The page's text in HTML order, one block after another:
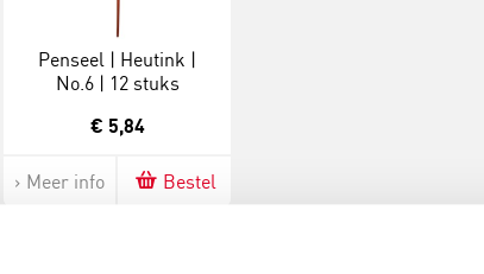
Penseel | Heutink |
No.6 | 12 stuks
€ 5,84
Meer info Bestel